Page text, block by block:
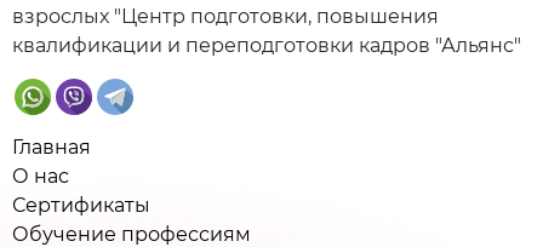
взрослых "Центр подготовки, повышения
квалификации и переподготовки кадров "Альянс"
Главная
О нас
Сертификаты
Обучение профессиям